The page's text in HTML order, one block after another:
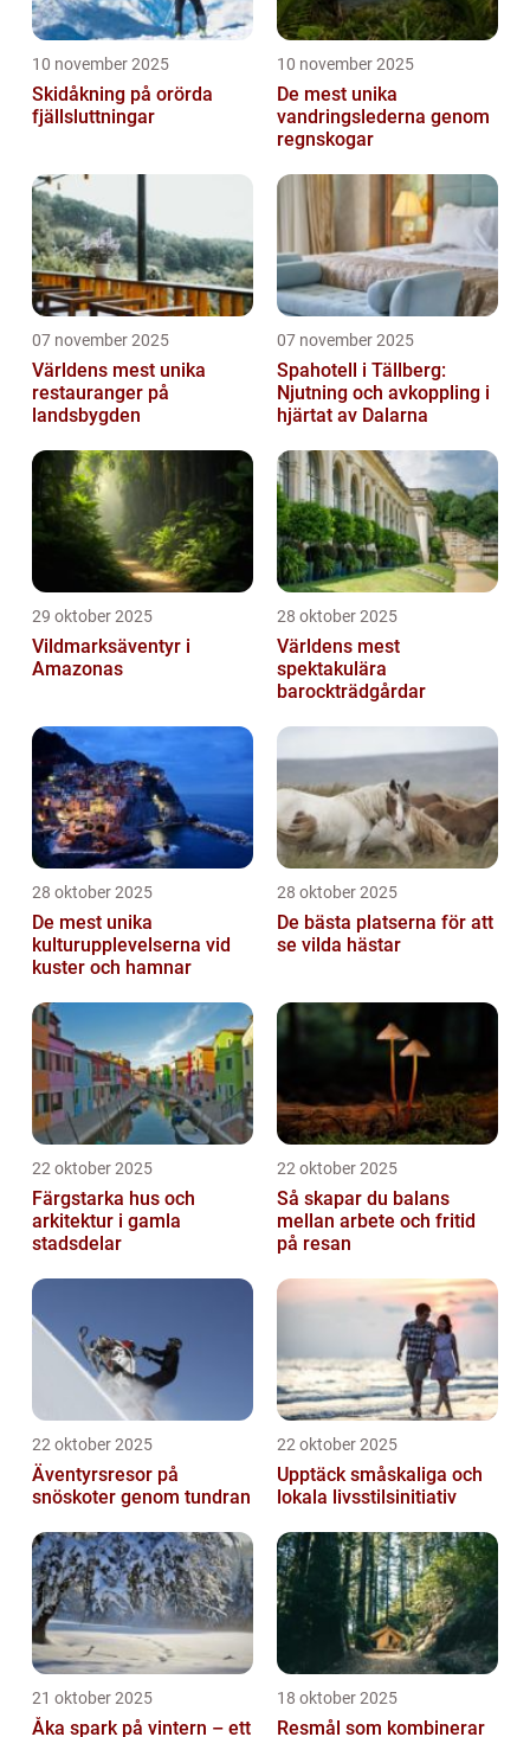
10 november 2025
Skidåkning på orörda
fjällsluttningar
10 november 2025
De mest unika
vandringslederna genom
regnskogar
07 november 2025
Världens mest unika
restauranger på
landsbygden
07 november 2025
Spahotell i Tällberg:
Njutning och avkoppling i
hjärtat av Dalarna
29 oktober 2025
Vildmarksäventyr i
Amazonas
28 oktober 2025
Världens mest
spektakulära
barockträdgårdar
28 oktober 2025
De mest unika
kulturupplevelserna vid
kuster och hamnar
28 oktober 2025
De bästa platserna för att
se vilda hästar
22 oktober 2025
Färgstarka hus och
arkitektur i gamla
stadsdelar
22 oktober 2025
Så skapar du balans
mellan arbete och fritid
på resan
22 oktober 2025
Äventyrsresor på
snöskoter genom tundran
22 oktober 2025
Upptäck småskaliga och
lokala livsstilsinitiativ
21 oktober 2025
Åka spark på vintern – ett
18 oktober 2025
Resmål som kombinerar